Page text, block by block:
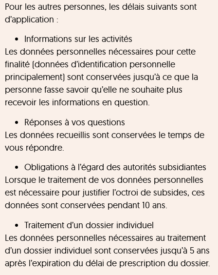
Pour les autres personnes, les délais suivants sont
d’application :
Informations sur les activités
Les données personnelles nécessaires pour cette
finalité (données d’identification personnelle
principalement) sont conservées jusqu’à ce que la
personne fasse savoir qu’elle ne souhaite plus
recevoir les informations en question.
Réponses à vos questions
Les données recueillis sont conservées le temps de
vous répondre.
Obligations à l’égard des autorités subsidiantes
Lorsque le traitement de vos données personnelles
est nécessaire pour justifier l’octroi de subsides, ces
données sont conservées pendant 10 ans.
Traitement d’un dossier individuel
Les données personnelles nécessaires au traitement
d’un dossier individuel sont conservées jusqu’à 5 ans
après l’expiration du délai de prescription du dossier.